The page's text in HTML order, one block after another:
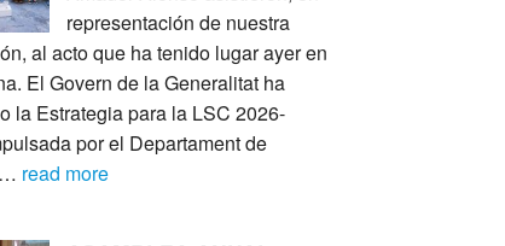
representación de nuestra
al acto que ha tenido lugar ayer en
El Govern de la Generalitat ha
la Estrategia para la LSC 2026-
por el Departament de
read more